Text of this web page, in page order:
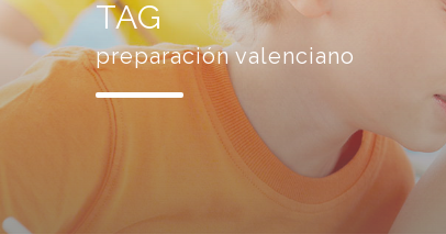
TAG
preparación valenciano